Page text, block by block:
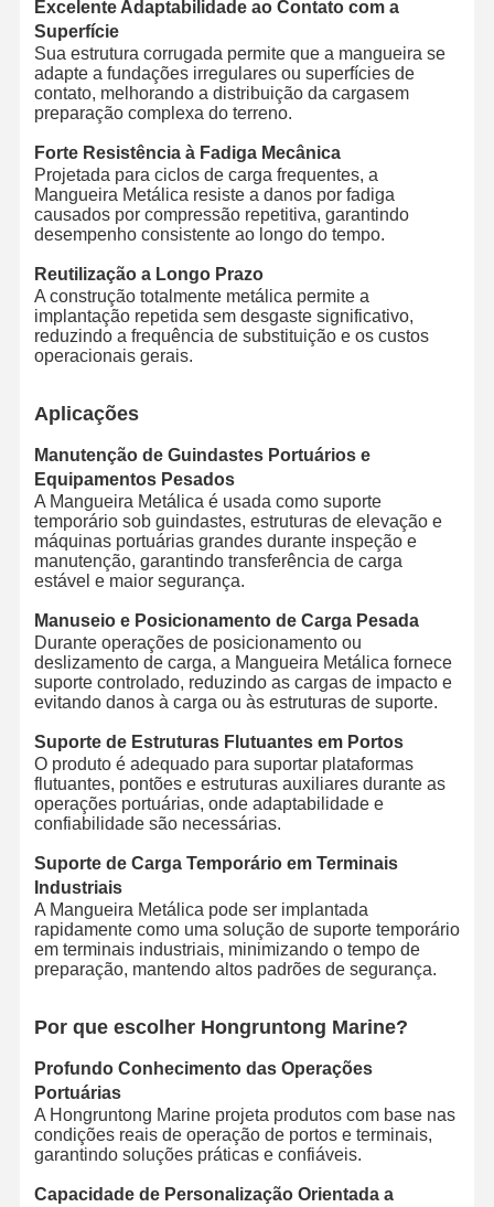
Tubos metálicos
Flutuação de mangueiras
Mangueira blindada
Excelente Adaptabilidade ao Contato com a
Superfície
Sua estrutura corrugada permite que a mangueira se
adapte a fundações irregulares ou superfícies de
contato, melhorando a distribuição da cargasem
preparação complexa do terreno.
Forte Resistência à Fadiga Mecânica
Projetada para ciclos de carga frequentes, a
Mangueira Metálica resiste a danos por fadiga
causados por compressão repetitiva, garantindo
desempenho consistente ao longo do tempo.
Reutilização a Longo Prazo
A construção totalmente metálica permite a
implantação repetida sem desgaste significativo,
reduzindo a frequência de substituição e os custos
operacionais gerais.
Aplicações
Manutenção de Guindastes Portuários e
Equipamentos Pesados
A Mangueira Metálica é usada como suporte
temporário sob guindastes, estruturas de elevação e
máquinas portuárias grandes durante inspeção e
manutenção, garantindo transferência de carga
estável e maior segurança.
Manuseio e Posicionamento de Carga Pesada
Durante operações de posicionamento ou
deslizamento de carga, a Mangueira Metálica fornece
suporte controlado, reduzindo as cargas de impacto e
evitando danos à carga ou às estruturas de suporte.
Suporte de Estruturas Flutuantes em Portos
O produto é adequado para suportar plataformas
flutuantes, pontões e estruturas auxiliares durante as
operações portuárias, onde adaptabilidade e
confiabilidade são necessárias.
Suporte de Carga Temporário em Terminais
Industriais
A Mangueira Metálica pode ser implantada
rapidamente como uma solução de suporte temporário
em terminais industriais, minimizando o tempo de
preparação, mantendo altos padrões de segurança.
Por que escolher Hongruntong Marine?
Profundo Conhecimento das Operações
Portuárias
A Hongruntong Marine projeta produtos com base nas
condições reais de operação de portos e terminais,
garantindo soluções práticas e confiáveis.
Capacidade de Personalização Orientada a